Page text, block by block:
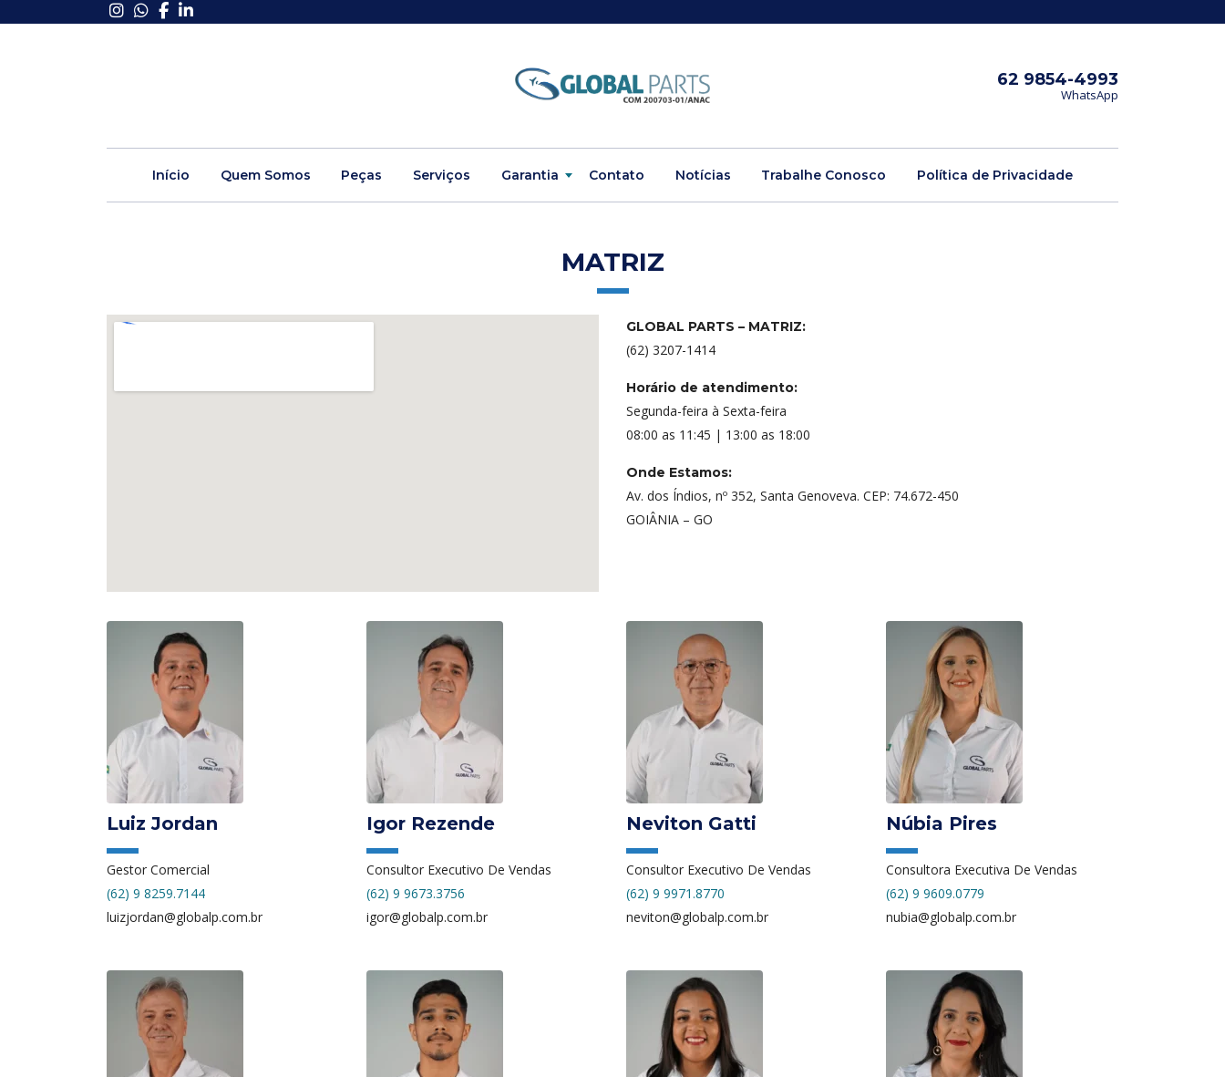
62 9854-4993
WhatsApp
Início Quem Somos Peças Serviços Garantia Contato Notícias Trabalhe Conosco Política de Privacidade
MATRIZ
GLOBAL PARTS – MATRIZ:
(62) 3207-1414
Horário de atendimento:
Segunda-feira à Sexta-feira
08:00 as 11:45 | 13:00 as 18:00
Onde Estamos:
Av. dos Índios, nº 352, Santa Genoveva. CEP: 74.672-450
GOIÂNIA – GO
Luiz Jordan
Gestor Comercial
(62) 9 8259.7144
luizjordan@globalp.com.br
Igor Rezende
Consultor Executivo De Vendas
(62) 9 9673.3756
igor@globalp.com.br
Neviton Gatti
Consultor Executivo De Vendas
(62) 9 9971.8770
neviton@globalp.com.br
Núbia Pires
Consultora Executiva De Vendas
(62) 9 9609.0779
nubia@globalp.com.br